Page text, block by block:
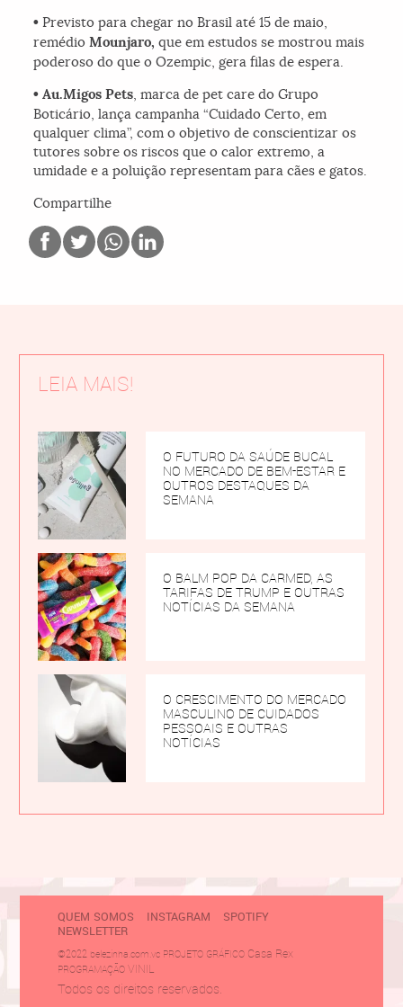
•Previsto para chegar no Brasil até 15 de maio,
remédioMounjaro, que em estudos se mostrou mais
poderoso do que o Ozempic, gera filas de espera.
• Au.Migos Pets, marca de pet care do Grupo
Boticário, lança campanha “Cuidado Certo, em
qualquer clima”, com o objetivo de conscientizar os
tutores sobre os riscos que o calor extremo, a
umidade e a poluição representam para cães e gatos.
Compartilhe
LEIA MAIS!
O FUTURO DA SAÚDE BUCAL
NO MERCADO DE BEM-ESTAR E
OUTROS DESTAQUES DA
SEMANA
O BALM POP DA CARMED, AS
TARIFAS DE TRUMP E OUTRAS
NOTÍCIAS DA SEMANA
O CRESCIMENTO DO MERCADO
MASCULINO DE CUIDADOS
PESSOAIS E OUTRAS
NOTÍCIAS
QUEM SOMOS INSTAGRAM
SPOTIFY
NEWSLETTER
©2022 belezinha.com.vc PROJETO GRÁFICO Casa Rex
PROGRAMAÇÃO VINIL
Todos os direitos reservados.